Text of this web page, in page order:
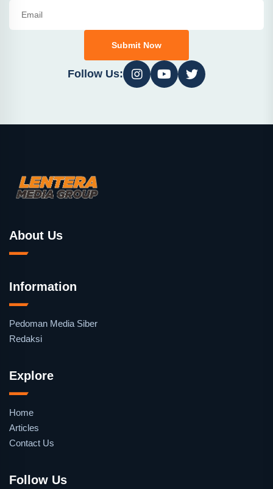
Submit Now
Follow Us:
About Us
Information
Pedoman Media Siber
Redaksi
Explore
Home
Articles
Contact Us
Follow Us